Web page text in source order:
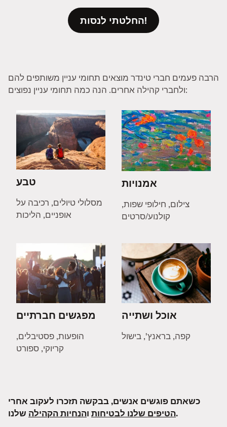
החלטתי לנסות!
הרבה פעמים חברי טינדר מוצאים תחומי עניין משותפים להם
ולחברי קהילה אחרים. הנה כמה תחומי עניין נפוצים:
טבע
מסלולי טיולים, רכיבה על
אופניים, הליכות
אמנויות
צילום, חילופי שפות,
קולנוע/סרטים
מפגשים חברתיים
הופעות, פסטיבלים,
קריוקי, ספורט
אוכל ושתייה
קפה, בראנץ', בישול
כשאתם פוגשים אנשים, בבקשה תזכרו לעקוב אחרי
הטיפים שלנו לבטיחות והנחיות הקהילה שלנו.